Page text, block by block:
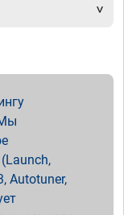
Autotuner,